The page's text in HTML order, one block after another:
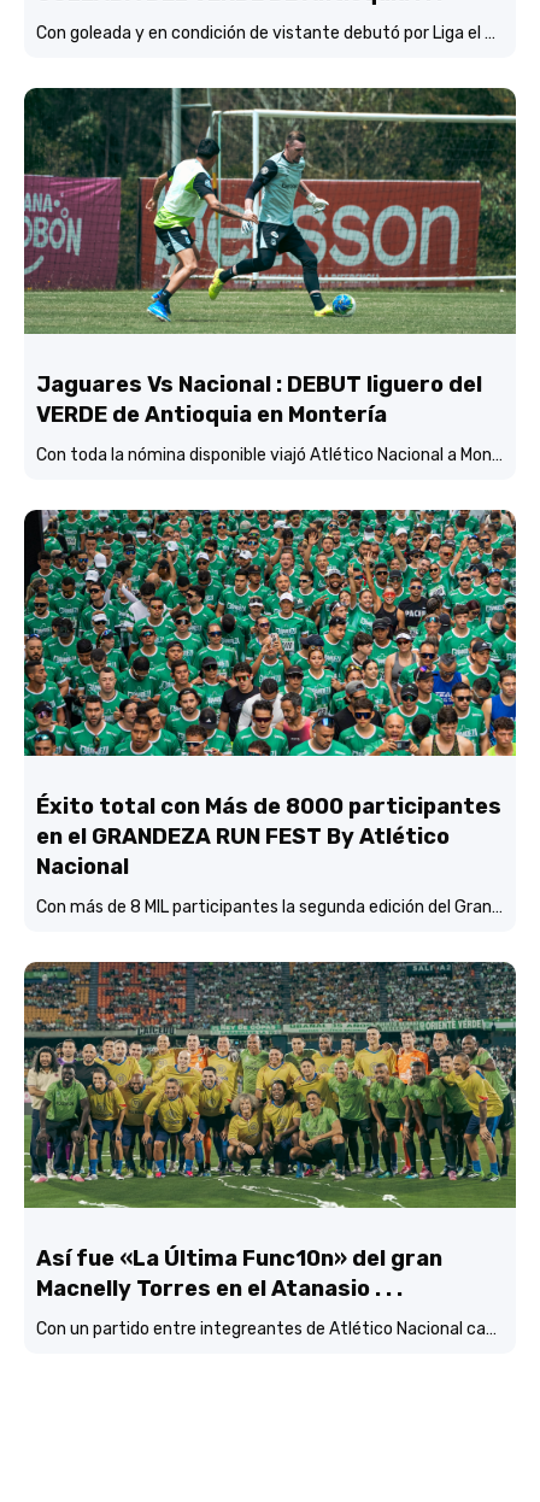
Con goleada y en condición de vistante debutó por Liga el verde de Lucas González frente a Jaguares de Córdoba.
Jaguares Vs Nacional : DEBUT liguero del
VERDE de Antioquia en Montería
Con toda la nómina disponible viajó Atlético Nacional a Montería y está concentrado y listo para enfrentar mañana (3:45 p.m.) a Jaguares de Córdoba en el estadio Jaraguay.
Éxito total con Más de 8000 participantes
en el GRANDEZA RUN FEST By Atlético
Nacional
Con más de 8 MIL participantes la segunda edición del Grandeza Run Fest fue más que un éxito total.
Así fue «La Última Func10n» del gran
Macnelly Torres en el Atanasio . . .
Con un partido entre integreantes de Atlético Nacional campéon continental